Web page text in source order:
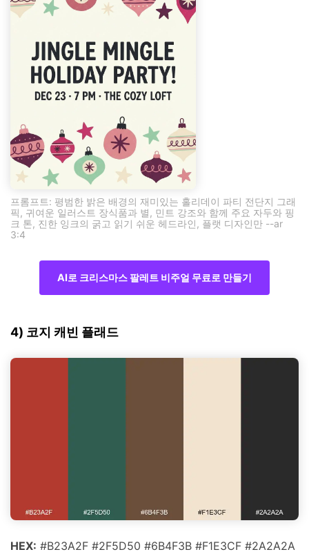
프롬프트: 평범한 밝은 배경의 재미있는 홀리데이 파티 전단지 그래
픽, 귀여운 일러스트 장식품과 별, 민트 강조와 함께 주요 자두와 핑
크 톤, 진한 잉크의 굵고 읽기 쉬운 헤드라인, 플랫 디자인만 --ar
3:4
AI로 크리스마스 팔레트 비주얼 무료로 만들기
4) 코지 캐빈 플래드
HEX: #B23A2F #2F5D50 #6B4F3B #F1E3CF #2A2A2A